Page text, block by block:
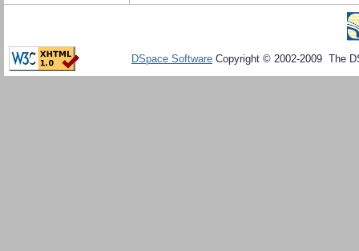
DSpace Software Copyright © 2002-2009 The